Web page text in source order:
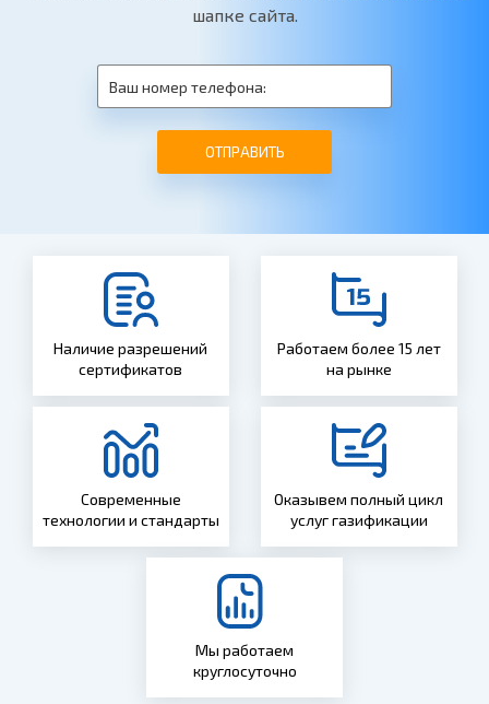
шапке сайта.
ОТПРАВИТЬ
Наличие разрешений
сертификатов
Работаем более 15 лет
на рынке
Современные
технологии и стандарты
Оказывем полный цикл
услуг газификации
Мы работаем
круглосуточно